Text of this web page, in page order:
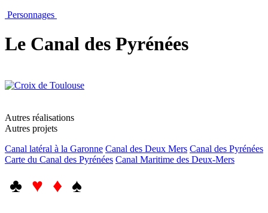
Personnages
Le Canal des Pyrénées
Autres réalisations
Autres projets
Canal latéral à la Garonne Canal des Deux Mers Canal des Pyrénées
Carte du Canal des Pyrénées Canal Maritime des Deux-Mers
♣ ♥ ♦ ♠